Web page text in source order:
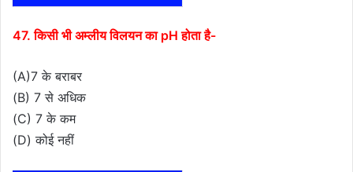
47. किसी भी अम्लीय विलयन का pH होता है-
(A)7 के बराबर
(B) 7 से अधिक
(C) 7 के कम
(D) कोई नहीं